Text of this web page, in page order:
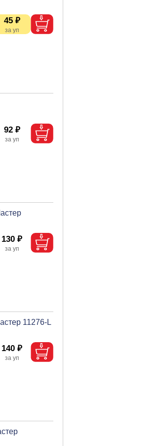
45 ₽
92 ₽
130 ₽
11276-L
140 ₽